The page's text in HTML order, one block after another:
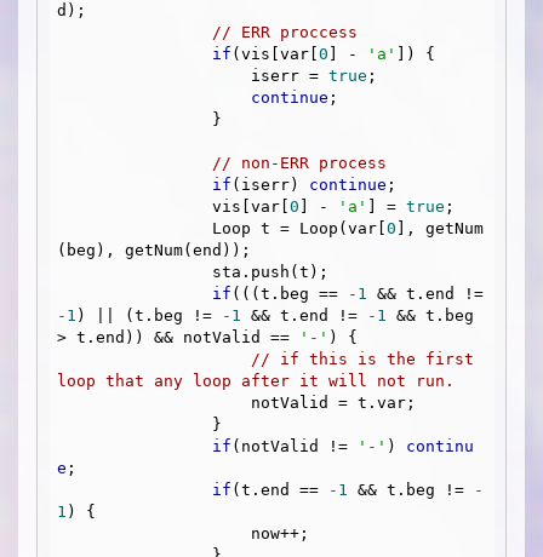
d);
// ERR proccess
if (vis[var[ 0 ] - 'a'
]) {
                    iserr =
true ;
continue ;
// non-ERR process
if (iserr) continue ;
                vis[var[
0 ] - 'a' ] = true ;
                Loop t = Loop(var[
0 ], getNum
(beg), getNum(end));
if (((t.beg == -1
-1 ) || (t.beg != -1 && t.end != -1 && t.beg
> t.end)) && notValid ==
'-' ) {
// if this is the first
loop that any loop after it will not run.
if (notValid != '-' ) continu
e ;
if (t.end == -1 && t.beg !=
-
1 ) {